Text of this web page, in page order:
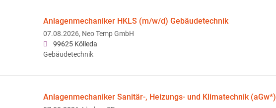
Anlagenmechaniker HKLS (m/w/d) Gebäudetechnik
07.08.2026, Neo Temp GmbH
99625 Kölleda
Gebäudetechnik
Anlagenmechaniker Sanitär-, Heizungs- und Klimatechnik (aGw*)